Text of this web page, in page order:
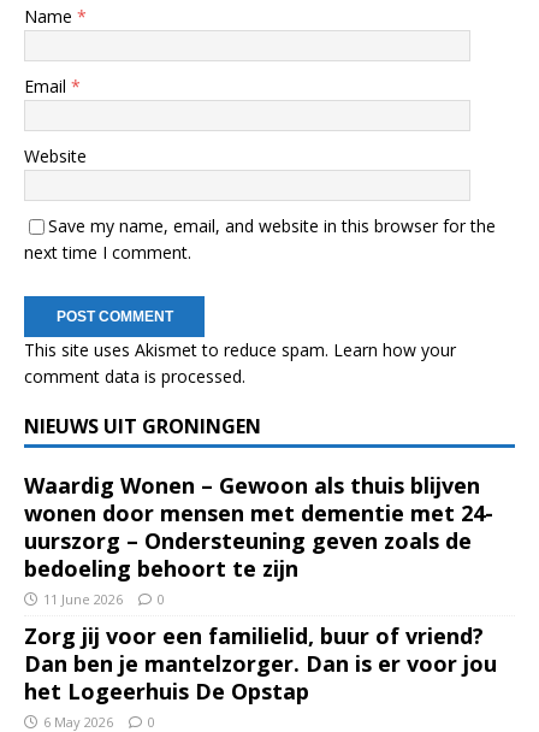
Name *
Email *
Website
Save my name, email, and website in this browser for the
next time I comment.
This site uses Akismet to reduce spam. Learn how your
comment data is processed.
NIEUWS UIT GRONINGEN
Waardig Wonen – Gewoon als thuis blijven
wonen door mensen met dementie met 24-
uurszorg – Ondersteuning geven zoals de
bedoeling behoort te zijn
11 June 2026 0
Zorg jij voor een familielid, buur of vriend?
Dan ben je mantelzorger. Dan is er voor jou
het Logeerhuis De Opstap
6 May 2026 0